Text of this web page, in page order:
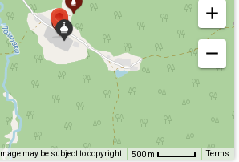
Image may be subject to copyright 500 m Terms